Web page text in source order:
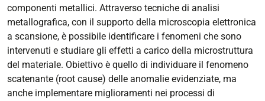
componenti metallici. Attraverso tecniche di analisi
metallografica, con il supporto della microscopia elettronica
a scansione, è possibile identificare i fenomeni che sono
intervenuti e studiare gli effetti a carico della microstruttura
del materiale. Obiettivo è quello di individuare il fenomeno
scatenante (root cause) delle anomalie evidenziate, ma
anche implementare miglioramenti nei processi di